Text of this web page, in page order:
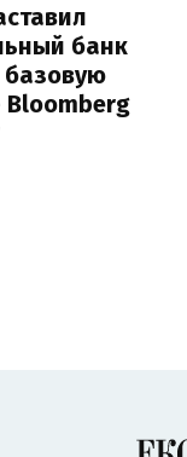
банк
базовую
Bloomberg